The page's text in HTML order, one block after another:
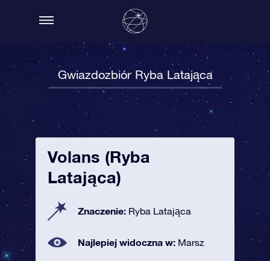
Gwiazdozbiór Ryba Latająca
Volans (Ryba
Latająca)
Znaczenie: Ryba Latająca
Najlepiej widoczna w: Marsz